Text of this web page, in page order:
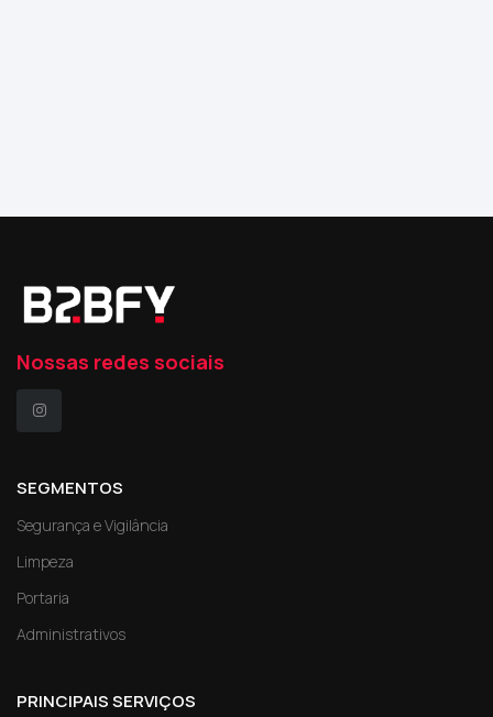
Nossas redes sociais
SEGMENTOS
Segurança e Vigilância
Limpeza
Portaria
Administrativos
PRINCIPAIS SERVIÇOS